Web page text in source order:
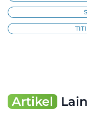
Artikel